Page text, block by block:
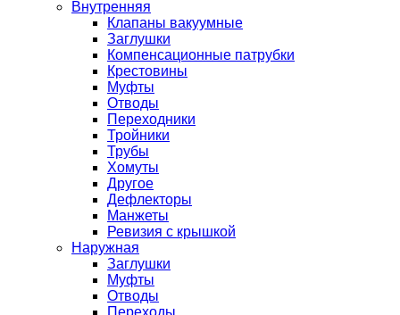
Внутренняя
Клапаны вакуумные
Заглушки
Компенсационные патрубки
Крестовины
Муфты
Отводы
Переходники
Тройники
Трубы
Хомуты
Другое
Дефлекторы
Манжеты
Ревизия с крышкой
Наружная
Заглушки
Муфты
Отводы